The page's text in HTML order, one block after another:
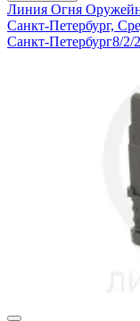
Линия Огня
Санкт-Петербург,
Санкт-Петербург8/2/